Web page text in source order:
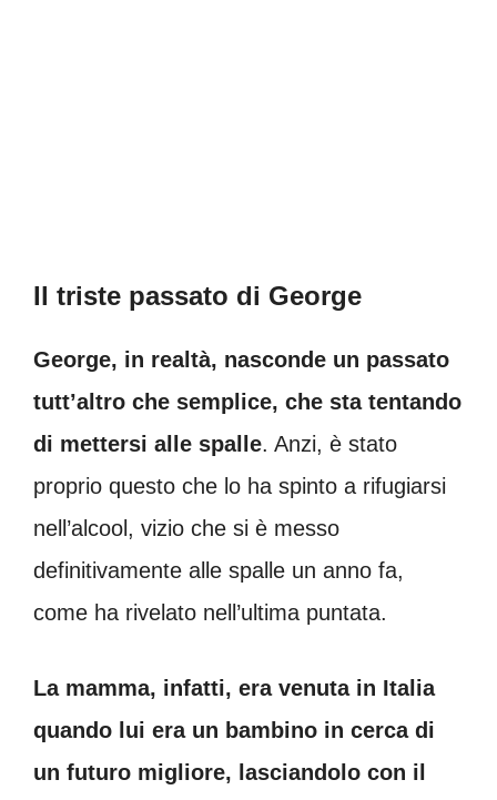
Il triste passato di George
George, in realtà, nasconde un passato
tutt’altro che semplice, che sta tentando
di mettersi alle spalle. Anzi, è stato
proprio questo che lo ha spinto a rifugiarsi
nell’alcool, vizio che si è messo
definitivamente alle spalle un anno fa,
come ha rivelato nell’ultima puntata.
La mamma, infatti, era venuta in Italia
quando lui era un bambino in cerca di
un futuro migliore, lasciandolo con il